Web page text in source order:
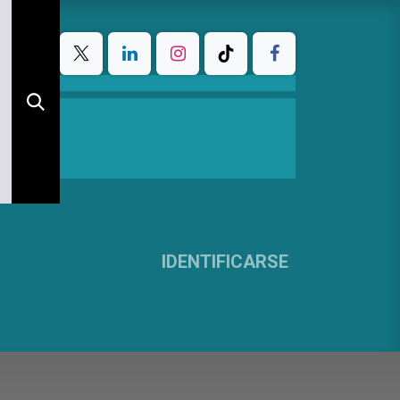
IDENTIFICARSE